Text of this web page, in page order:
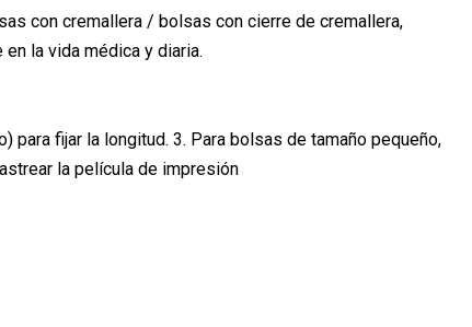
con cremallera / bolsas con cierre de cremallera,
la vida médica y diaria.
para fijar la longitud. 3. Para bolsas de tamaño pequeño,
la película de impresión